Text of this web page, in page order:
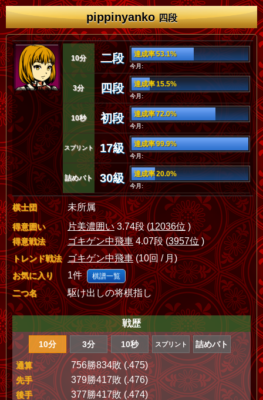
pippinyanko四段
10分 二段 達成率 53.1%
今月:
3分 四段 達成率 15.5%
今月:
10秒 初段 達成率 72.0%
今月:
スプリント 17級 達成率 99.9%
今月:
詰めバト 30級 達成率 20.0%
今月:
棋士団 未所属
得意囲い 片美濃囲い3.74段 (12036位)
得意戦法 ゴキゲン中飛車4.07段 (3957位)
トレンド戦法 ゴキゲン中飛車(10回 / 月)
お気に入り 1件 棋譜一覧
二つ名 駆け出しの将棋指し
戦歴
10分 3分 10秒 スプリント 詰めバト
通算 756勝834敗 (.475)
先手 379勝417敗 (.476)
後手 377勝417敗 (.474)